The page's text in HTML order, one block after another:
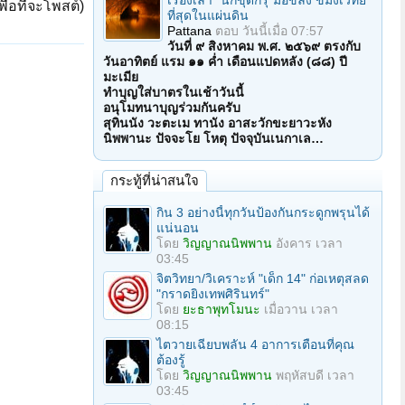
อที่จะโพสต์)
ที่สุดในแผ่นดิน
Pattana ตอบ วันนี้เมื่อ 07:57
วันที่ ๙ สิงหาคม พ.ศ. ๒๕๖๙ ตรงกับ
วันอาทิตย์ แรม ๑๑ ค่ำ เดือนแปดหลัง (๘๘) ปี
มะเมีย
ทำบุญใส่บาตรในเช้าวันนี้
อนุโมทนาบุญร่วมกันครับ
สุทินนัง วะตะเม ทานัง อาสะวักขะยาวะหัง
นิพพานะ ปัจจะโย โหตุ ปัจจุบันเนกาเล…
กระทู้ที่น่าสนใจ
กิน 3 อย่างนี้ทุกวันป้องกันกระดูกพรุนได้
แน่นอน
โดย วิญญาณนิพพาน อังคาร เวลา
03:45
จิตวิทยา/วิเคราะห์ "เด็ก 14" ก่อเหตุสลด
"กราดยิงเทพศิรินทร์"
โดย ยะธาพุทโมนะ เมื่อวาน เวลา
08:15
ไตวายเฉียบพลัน 4 อาการเตือนที่คุณ
ต้องรู้
โดย วิญญาณนิพพาน พฤหัสบดี เวลา
03:45